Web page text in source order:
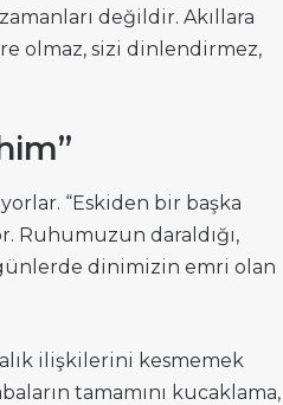
değildir. Akıllara
olmaz, sizi dinlendirmez,
“Eskiden bir başka
Ruhumuzun daraldığı,
dinimizin emri olan
ilişkilerini kesmemek
tamamını kucaklama,